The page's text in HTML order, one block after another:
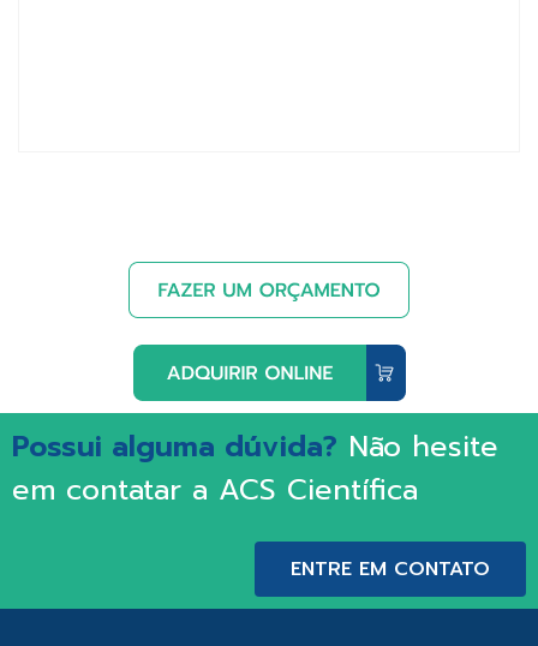
Possui alguma dúvida? Não hesite
em contatar a ACS Científica
ENTRE EM CONTATO